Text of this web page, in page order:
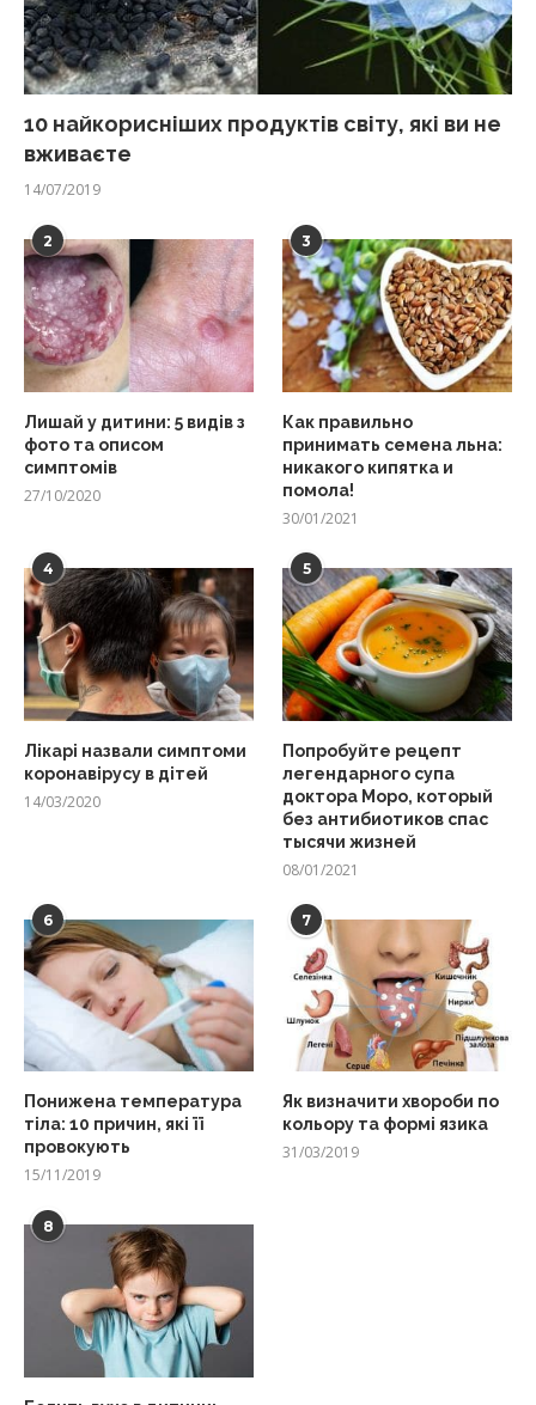
10 найкорисніших продуктів світу, які ви не
вживаєте
14/07/2019
2
Лишай у дитини: 5 видів з
фото та описом
симптомів
27/10/2020
3
Как правильно
принимать семена льна:
никакого кипятка и
помола!
30/01/2021
4
Лікарі назвали симптоми
коронавірусу в дітей
14/03/2020
5
Попробуйте рецепт
легендарного супа
доктора Моро, который
без антибиотиков спас
тысячи жизней
08/01/2021
6
Понижена температура
тіла: 10 причин, які її
провокують
15/11/2019
7
Як визначити хвороби по
кольору та формі язика
31/03/2019
8